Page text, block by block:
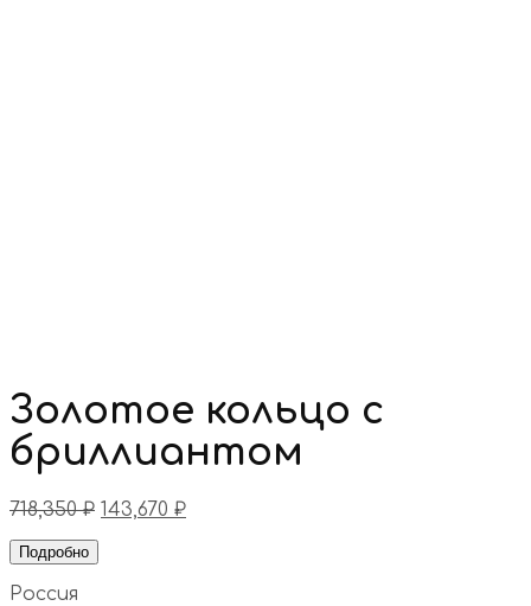
Золотое кольцо с
бриллиантом
718,350₽ 143,670 ₽
Подробно
Россия